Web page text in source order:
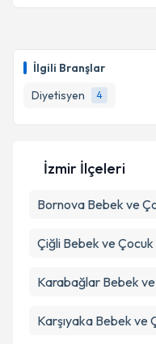
İlgili Branşlar
Diyetisyen
4
takvim
E-posta Adresiniz
Metni'ni
İzmir İlçeleri
Bornova Bebek ve
Çiğli Bebek ve
Karabağlar Bebek
Karşıyaka Bebek ve